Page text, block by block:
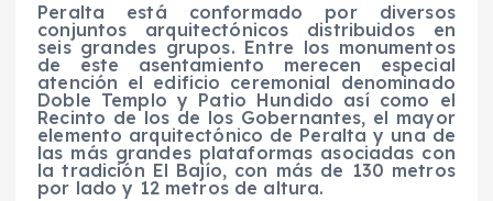
Peralta está conformado por diversos
conjuntos arquitectónicos distribuidos en
seis grandes grupos. Entre los monumentos
de este asentamiento merecen especial
atención el edificio ceremonial denominado
Doble Templo y Patio Hundido así como el
Recinto de los de los Gobernantes, el mayor
elemento arquitectónico de Peralta y una de
las más grandes plataformas asociadas con
la tradición El Bajío, con más de 130 metros
por lado y 12 metros de altura.